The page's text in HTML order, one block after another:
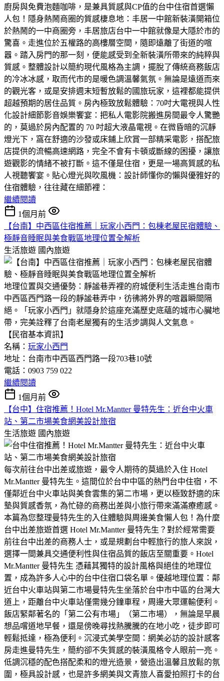
廚房與免費泡麵咖啡，是兼具質感與CP值的台中住宿首選懶
人包！​隱身熱鬧商圈的質感棲息地：丰居一中館新裝潢開箱​位
於熱鬧的一中商圈旁，丰居旅店台中一中館就像是大隱於市的
驚喜。走進位於五權路的高樓層空間，隨即遠離了街道的喧
囂。踏入房門的那一刻，便能感受到全新裝潢所帶來的純粹與
質感。​整體設計以簡約現代風格為主調，擺脫了傳統商務飯店
的冷冰冰感，取而代市的是暖色調溫馨氣氛。無論是遠道而來
的觀光客，或是安排週末短暫放鬆的國旅玩家，這裡都能提供
超越預期的居住品質。房內極致放鬆體驗：70吋大電視與人性
化設計細節​影音娛樂饗宴：把私人電影院搬進房間​最令人驚艷
的，莫過於房內配置的 70 吋超大液晶電視。在微昏暗的沉靜
燈光下，窩在舒適的沙發或床鋪上欣賞一部精采電影，搭配旅
店提供的流暢高速網路，完全不會有卡頓或斷線的困擾，讓旅
遊觀影的情緒不被打斷。這不僅是住宿，更是一場高質感的私
人視聽饗宴。​貼心燈光與吹風機：設計師懂你的懶與優雅​好的
住宿體驗，往往藏在細節裡：
繼續閱讀
1個月前
【台南】中西區住宿推薦｜玩家小西門：包棟老屋民宿體驗、
極靜音睡眠與美食戰區地理位置全解析
生活旅遊 國內旅遊
地理位置與交通優勢：靜謐巷弄裡的府城便利生活走進台南市
中西區西門路一段的靜謐巷弄中，彷彿將外界的喧囂瞬間隔
絕。「玩家小西門」就隱身於這座充滿歷史底蘊的城市心臟地
帶，完美詮釋了台南老屋獨有的生活步調與人文氣息。
【民宿基本資訊】
名稱： 玩家小西門
地址：台南市中西區西門路一段703巷10號
電話：0903 759 022
繼續閱讀
1個月前
【台中】住宿推薦！Hotel Mr.Mantter 曼特先生：近台中火車
站、第二市場美食網美設計旅宿
生活旅遊 國內旅遊
每次前往台中出差或旅遊，最令人期待的莫過於入住 Hotel
Mr.Mantter 曼特先生。這間位於台中中區的熱門台中住宿，不
僅鄰近台中火車站與美食雲集的第二市場，更以極致舒適的床
墊與質感香氛，為忙碌的商務出差與小旅行帶來滿滿療癒感。
本篇為您整理曼特先生的入住體驗與周邊美食懶人包！為什麼
台中出差旅遊首選 Hotel Mr.Mantter 曼特先生？​對於經常需要
前往台中出差的商務人士，或是規劃台中輕旅行的旅人來說，
選擇一間兼具交通便利性與住宿品質的飯店至關重要。Hotel
Mr.Mantter 曼特先生 憑藉其獨特的設計風格與絕佳的地理位
置，成為許多人心中的台中住宿口袋名單。​優越地理位置：鄰
近台中火車站與第二市場​曼特先生坐落於台中市中區的台灣大
道上，距離台中火車站僅需幾分鐘車程，周邊大眾運輸便利。
飯店緊鄰著名的「第二公有市場」（第二市場），無論是早晨
想品嚐道地早餐，還是傍晚尋找熱騰騰的在地小吃，徒步即可
輕鬆抵達，極為便利。​沉浸式美學空間：網美必訪的設計感客
房​走進曼特先生，簡約卻不失質感的裝潢風格令人眼前一亮。
低調沉穩的配色搭配柔和的燈光造景，營造出溫馨且放鬆的氛
圍，極具設計感，也是許多網美與文青旅人喜愛拍照打卡的台